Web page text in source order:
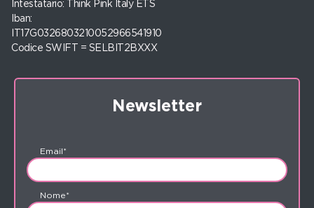
Intestatario: Think Pink Italy ETS
Iban:
IT17G0326803210052966541910
Codice SWIFT = SELBIT2BXXX
Newsletter
Email*
Nome*